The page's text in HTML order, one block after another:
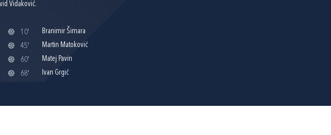
Vidaković.
10'
Branimir Šimara
45'
Martin Matoković
60'
Matej Pavin
68'
Ivan Grgić